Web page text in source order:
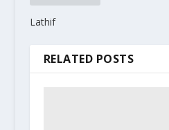
Lathif
RELATED POSTS